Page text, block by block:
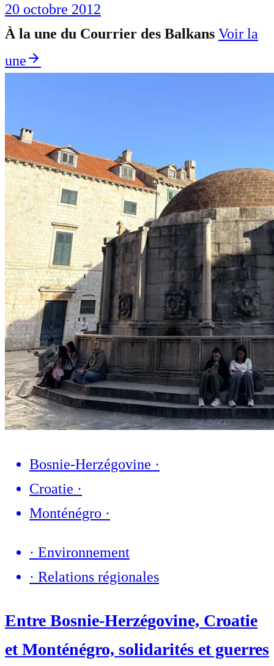
20 octobre 2012
À la une du Courrier des Balkans Voir la
une
Bosnie-Herzégovine ·
Croatie ·
Monténégro ·
· Environnement
· Relations régionales
Entre Bosnie-Herzégovine, Croatie
et Monténégro, solidarités et guerres